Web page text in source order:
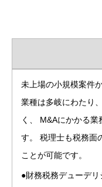
未上場の小規模案件
業種は多岐にわたり
く、 M&Aにかかる
す。 税理士も税務面
ことが可能です。
●財務税務デューデ